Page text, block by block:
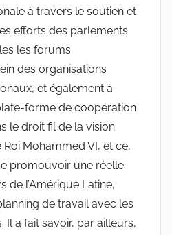
à travers le soutien et
efforts des parlements
les forums
des organisations
et également à
forme de coopération
le droit fil de la vision
Mohammed VI, et ce,
promouvoir une réelle
de l’Amérique Latine,
de travail avec les
Il a fait savoir, par ailleurs,